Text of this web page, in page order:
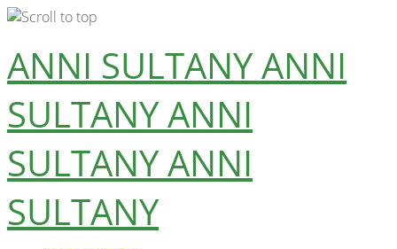
Skip
to
content
ANNI SULTANYANNI
SULTANYANNI
SULTANYANNI
SULTANY